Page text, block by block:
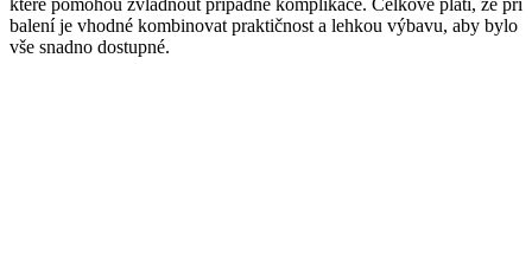
které pomohou zvládnout případné komplikace. Celkově platí, že při
balení je vhodné kombinovat praktičnost a lehkou výbavu, aby bylo
vše snadno dostupné.